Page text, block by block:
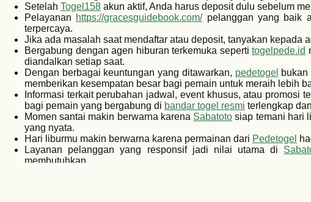
Setelah Togel158 akun aktif, Anda harus deposit dulu sebelum
Pelayanan https://gracesguidebook.com/ pelanggan yang baik
terpercaya.
Jika ada masalah saat mendaftar atau deposit, tanyakan kepada
Bergabung dengan agen hiburan terkemuka sepertitogelpede.id
diandalkan setiap saat.
Dengan berbagai keuntungan yang ditawarkan, pedetogel
memberikan kesempatan besar bagi pemain untuk meraih lebih
Informasi terkait perubahan jadwal, event khusus, atau promosi
bagi pemain yang bergabung di bandar togel resmi terlengkap
Momen santai makin berwarna karena Sabatoto siap temani hari
yang nyata.
Hari liburmu makin berwarna karena permainan dari Pedetogel
Layanan pelanggan yang responsif jadi nilai utama di
membutuhkan.